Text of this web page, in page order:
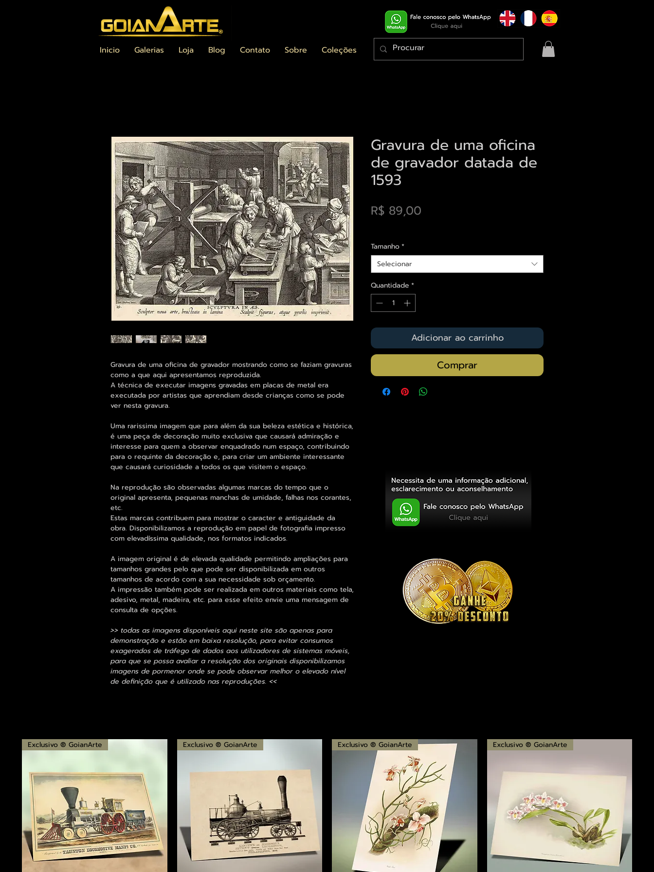
Inicio Galerias Loja Blog Contato Sobre Coleções
Gravura de uma oficina de gravador mostrando como se faziam gravuras
como a que aqui apresentamos reproduzida.
A técnica de executar imagens gravadas em placas de metal era
executada por artistas que aprendiam desde crianças como se pode
ver nesta gravura.
Uma rarissima imagem que para além da sua beleza estética e histórica,
é uma peça de decoração muito exclusiva que causará admiração e
interesse para quem a observar enquadrado num espaço, contribuindo
para o requinte da decoração e, para criar um ambiente interessante
que causará curiosidade a todos os que visitem o espaço.
Na reprodução são observadas algumas marcas do tempo que o
original apresenta, pequenas manchas de umidade, falhas nos corantes,
etc.
Estas marcas contribuem para mostrar o caracter e antiguidade da
obra. Disponibilizamos a reprodução em papel de fotografia impresso
com elevadíssima qualidade, nos formatos indicados.
A imagem original é de elevada qualidade permitindo ampliações para
tamanhos grandes pelo que pode ser disponibilizada em outros
tamanhos de acordo com a sua necessidade sob orçamento.
A impressão também pode ser realizada em outros materiais como tela,
adesivo, metal, madeira, etc. para esse efeito envie uma mensagem de
consulta de opções.
>> todas as imagens disponíveis aqui neste site são apenas para
demonstração e estão em baixa resolução, para evitar consumos
exagerados de tráfego de dados aos utilizadores de sistemas móveis,
para que se possa avaliar a resolução dos originais disponibilizamos
imagens de pormenor onde se pode observar melhor o elevado nível
de definição que é utilizado nas reproduções. <<
Gravura de uma oficina
de gravador datada de
1593
R$ 89,00
Tamanho*
Selecionar
Quantidade *
Adicionar ao carrinho
Comprar
Exclusivo ® GoianArte Exclusivo ® GoianArte Exclusivo ® GoianArte Exclusivo ® GoianArte